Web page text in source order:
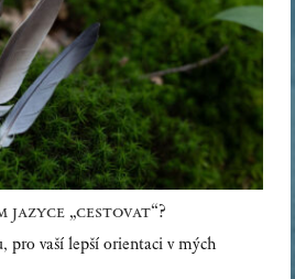
jazyce „cestovat“?
pro vaší lepší orientaci v mých